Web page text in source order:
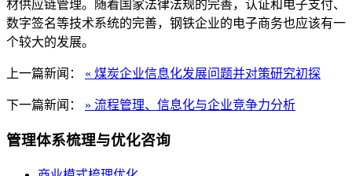
材供应链管理。随着国家法律法规的完善，认证和电子支付、
数字签名等技术系统的完善，钢铁企业的电子商务也应该有一
个较大的发展。
上一篇新闻： « 煤炭企业信息化发展问题并对策研究初探
下一篇新闻： » 流程管理、信息化与企业竞争力分析
管理体系梳理与优化咨询